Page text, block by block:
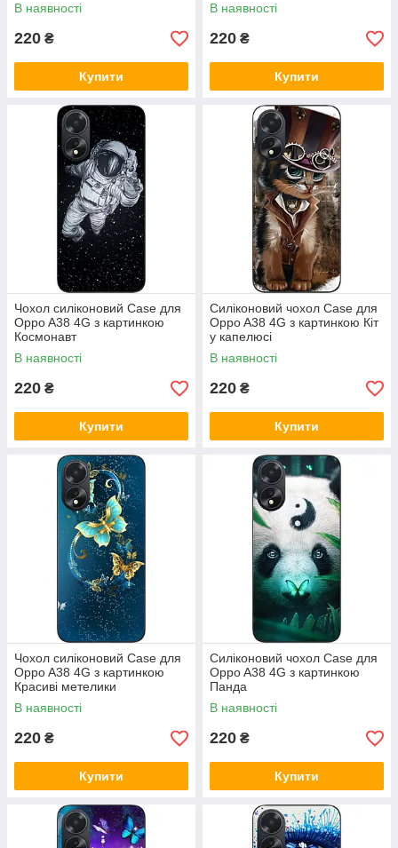
В наявності
220 ₴
Купити
В наявності
220 ₴
Купити
Чохол силіконовий Case для
Oppo A38 4G з картинкою
Космонавт
В наявності
220 ₴
Купити
Силіконовий чохол Case для
Oppo A38 4G з картинкою Кіт
у капелюсі
В наявності
220 ₴
Купити
Чохол силіконовий Case для
Oppo A38 4G з картинкою
Красиві метелики
В наявності
220 ₴
Купити
Силіконовий чохол Case для
Oppo A38 4G з картинкою
Панда
В наявності
220 ₴
Купити